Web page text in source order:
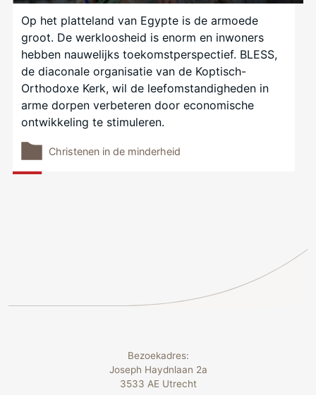
Op het platteland van Egypte is de armoede
groot. De werkloosheid is enorm en inwoners
hebben nauwelijks toekomstperspectief. BLESS,
de diaconale organisatie van de Koptisch-
Orthodoxe Kerk, wil de leefomstandigheden in
arme dorpen verbeteren door economische
ontwikkeling te stimuleren.
Christenen in de minderheid
Bezoekadres:
Joseph Haydnlaan 2a
3533 AE Utrecht